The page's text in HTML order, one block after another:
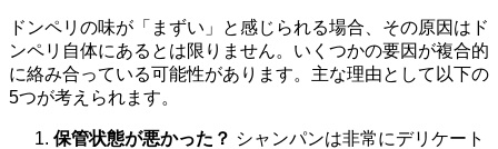
ドンペリの味が「まずい」と感じられる場合、その原因はド
ンペリ自体にあるとは限りません。いくつかの要因が複合的
に絡み合っている可能性があります。主な理由として以下の
5つが考えられます。
保管状態が悪かった？ シャンパンは非常にデリケート